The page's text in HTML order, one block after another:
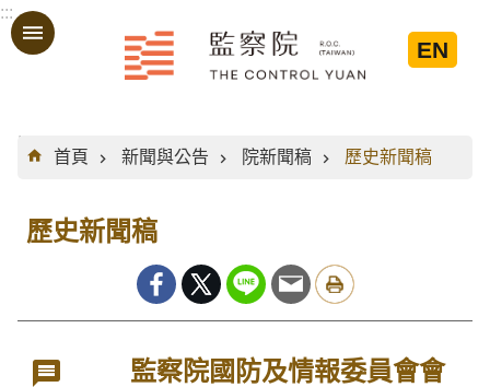
跳到主要內容區塊
:::
EN
:::
首頁
新聞與公告 院新聞稿 歷史新聞稿
歷史新聞稿
監察院國防及情報委員會會